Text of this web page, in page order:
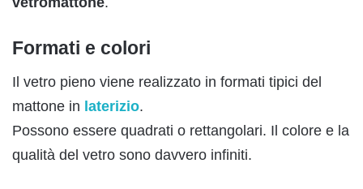
Formati e colori
Il vetro pieno viene realizzato in formati tipici del
mattone in laterizio.
Possono essere quadrati o rettangolari. Il colore e la
qualità del vetro sono davvero infiniti.